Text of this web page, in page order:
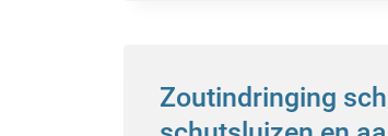
Zoutindringing